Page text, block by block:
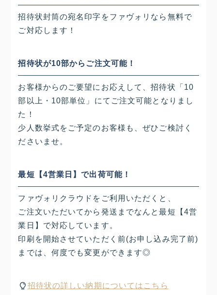
招待状封筒の宛名印字をファヴォリなら無料で
ご対応します！
招待状が10部からご注文可能！
お客様からのご要望にお応えして、招待状「10
部以上・10部単位」にてご注文可能となりまし
た！
少人数挙式をご予定のお客様も、ぜひご検討く
ださいませ。
最短【4営業日】で出荷可能！
ファヴォリクラウドをご利用いただくと、
ご注文いただいてから発送までなんと最短【4営
業日】で対応しています。
印刷を開始させていただく前(お申し込み完了前)
までは、何度でも変更ができます◎
招待状の詳しい納期についてはこちら